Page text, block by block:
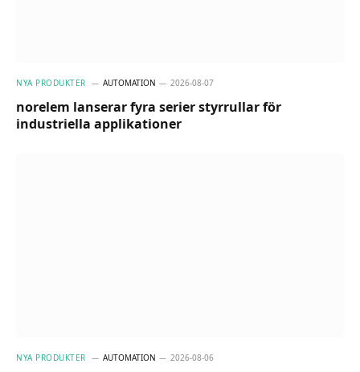
NYA PRODUKTER AUTOMATION 2026-08-07
norelem lanserar fyra serier styrrullar för
industriella applikationer
NYA PRODUKTER AUTOMATION 2026-08-06